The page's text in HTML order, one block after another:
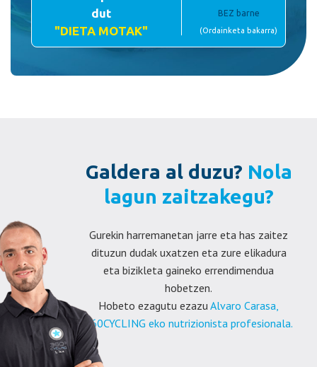
dut
"DIETA MOTAK"
BEZ barne
(Ordainketa bakarra)
Galdera al duzu? Nola
lagun zaitzakegu?
Gurekin harremanetan jarre eta has zaitez
dituzun dudak uxatzen eta zure elikadura
eta bizikleta gaineko errendimendua
hobetzen.
Hobeto ezagutu ezazu Alvaro Carasa,
360CYCLING eko nutrizionista profesionala.